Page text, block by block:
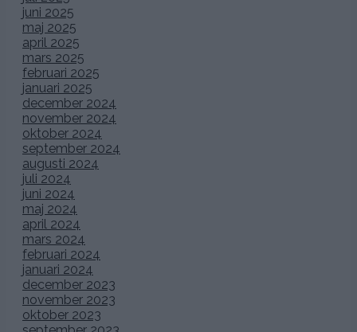
juni 2025
maj 2025
april 2025
mars 2025
februari 2025
januari 2025
december 2024
november 2024
oktober 2024
september 2024
augusti 2024
juli 2024
juni 2024
maj 2024
april 2024
mars 2024
februari 2024
januari 2024
december 2023
november 2023
oktober 2023